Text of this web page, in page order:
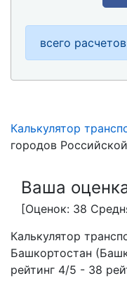
всего
Калькулятор
городов
Ваша
[Оценок: 38
Калькулятор
Башкортостан
рейтинг 4/5 - 38